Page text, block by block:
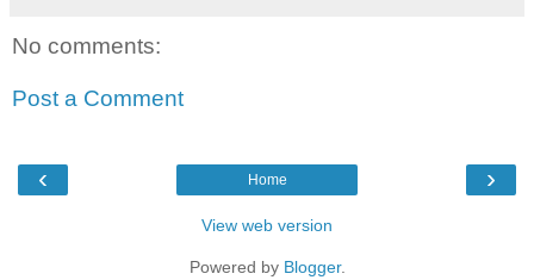
No comments:
Post a Comment
‹ ›
Home
View web version
Powered by Blogger.